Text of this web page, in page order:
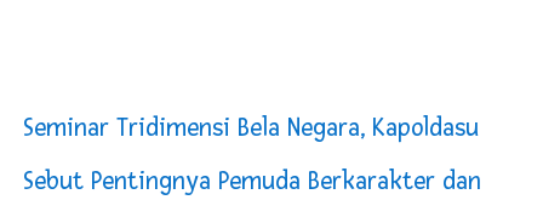
Kurve Kecamatan Medan Tembung Antisipasi Banjir
Optimalkan Efisiensi Anggaran, Bupati Taput JTP
Seminar Tridimensi Bela Negara, Kapoldasu
Sebut Pentingnya Pemuda Berkarakter dan